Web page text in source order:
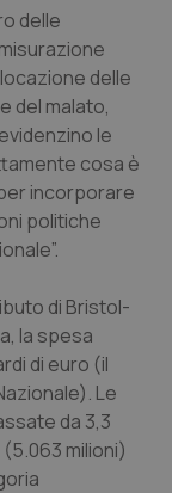
delle
delle
del malato,
le
cosa è
incorporare
politiche
di Bristol-
la spesa
di euro (il
Le
da 3,3
(5.063 milioni)